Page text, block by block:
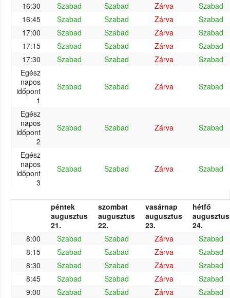
16:30 Szabad Szabad Zárva
Szabad
16:45
Szabad Szabad Zárva
Szabad
17:00
Szabad Szabad Zárva
Szabad
17:15
Szabad Szabad Zárva
Szabad
17:30
Szabad Szabad Zárva
Szabad
Egész
napos
időpont
1
Szabad Szabad Zárva Szabad
Egész
napos
időpont
2
Szabad Szabad Zárva Szabad
Egész
napos
időpont
3
Szabad Szabad Zárva Szabad
péntek
augusztus
21.
szombat
augusztus
22.
vasárnap
augusztus
23.
hétfő
augusztus
24.
8:00
Szabad Szabad Zárva
Szabad
8:15
Szabad Szabad Zárva
Szabad
8:30
Szabad Szabad Zárva
Szabad
8:45
Szabad Szabad Zárva
Szabad
9:00
Szabad Szabad Zárva
Szabad